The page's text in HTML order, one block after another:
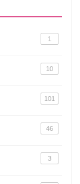
1
10
101
46
3